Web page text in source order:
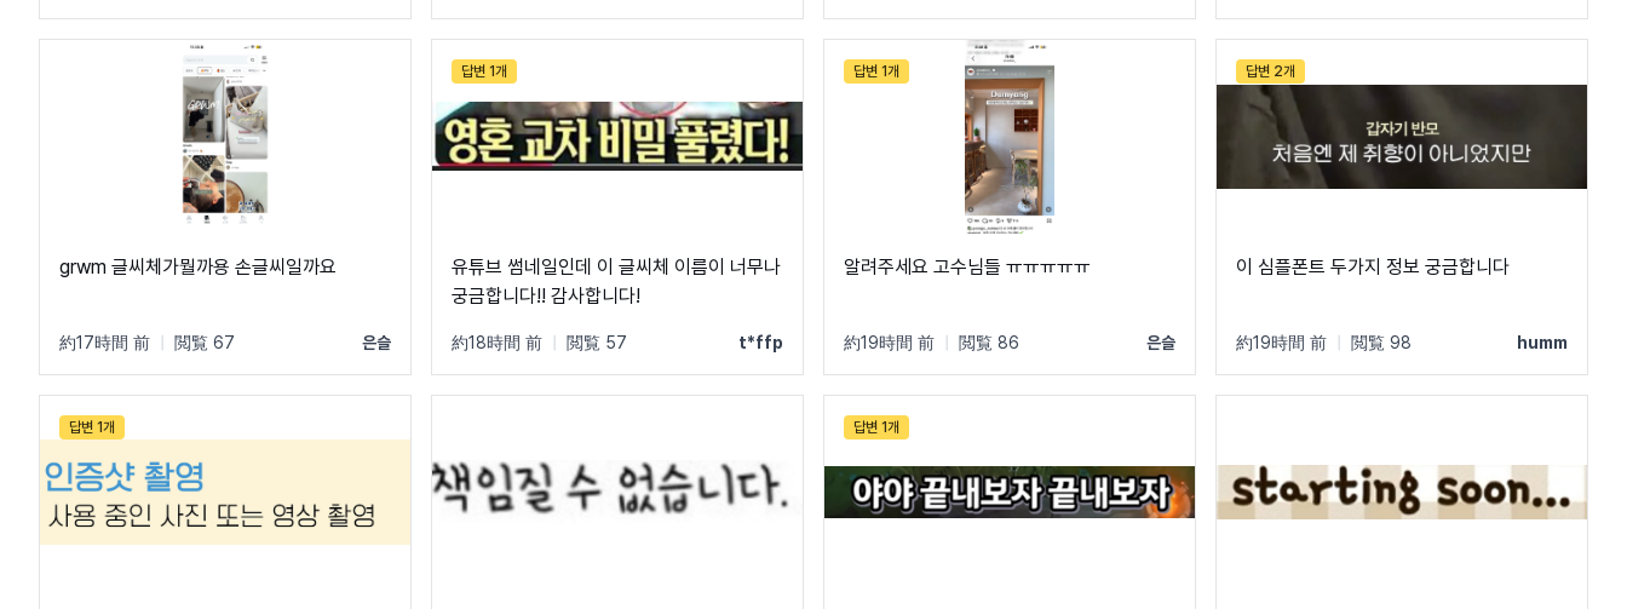
grwm 글씨체가뭘까용 손글씨일까요
約17時間 前 閲覧 67 은슬
답변 1개
유튜브 썸네일인데 이 글씨체 이름이 너무나
궁금합니다!! 감사합니다!
約18時間 前 閲覧 57 t*ffp
답변 1개
알려주세요 고수님들 ㅠㅠㅠㅠㅠ
約19時間 前 閲覧 86 은슬
답변 2개
이 심플폰트 두가지 정보 궁금합니다
約19時間 前 閲覧 98 humm
답변 1개 답변 1개